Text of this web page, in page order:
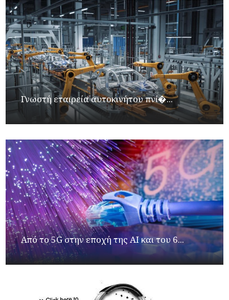
Γνωστή εταιρεία αυτοκινήτου πνί�...
Από το 5G στην εποχή της AI και του 6...